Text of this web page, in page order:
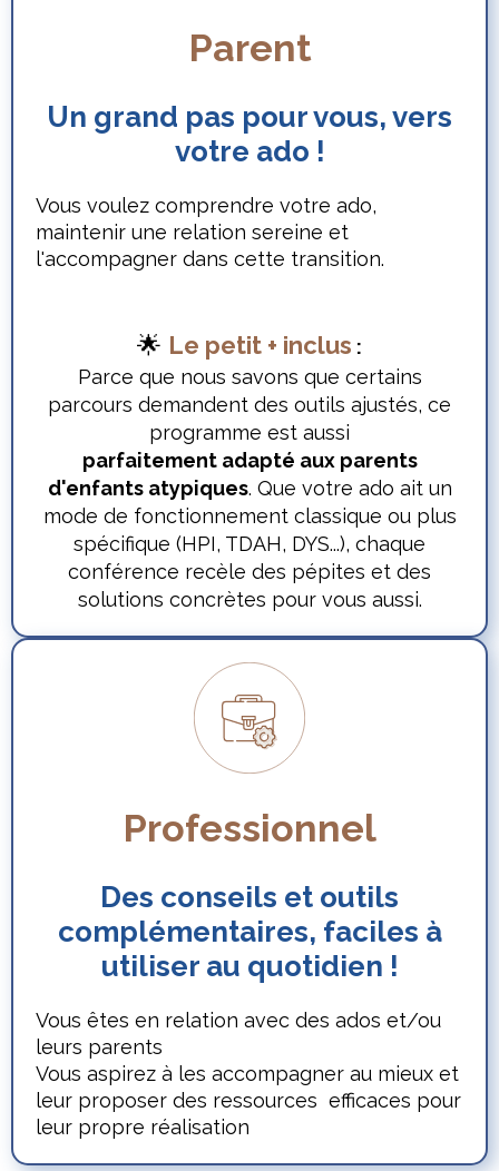
Parent
Un grand pas pour vous, vers
votre ado !
Vous voulez comprendre votre ado,
maintenir une relation sereine et
l'accompagner dans cette transition.
🌟 Le petit + inclus :
Parce que nous savons que certains
parcours demandent des outils ajustés, ce
programme est aussi
parfaitement adapté aux parents
d'enfants atypiques. Que votre ado ait un
mode de fonctionnement classique ou plus
spécifique (HPI, TDAH, DYS...), chaque
conférence recèle des pépites et des
solutions concrètes pour vous aussi.
Professionnel
Des conseils et outils
complémentaires, faciles à
utiliser au quotidien !
Vous êtes en relation avec des ados et/ou
leurs parents
Vous aspirez à les accompagner au mieux et
leur proposer des ressources efficaces pour
leur propre réalisation